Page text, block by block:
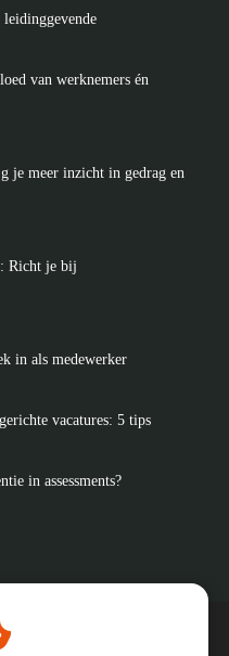
van werknemers én
je meer inzicht in gedrag en
Richt je bij
in als medewerker
vacatures: 5 tips
in assessments?